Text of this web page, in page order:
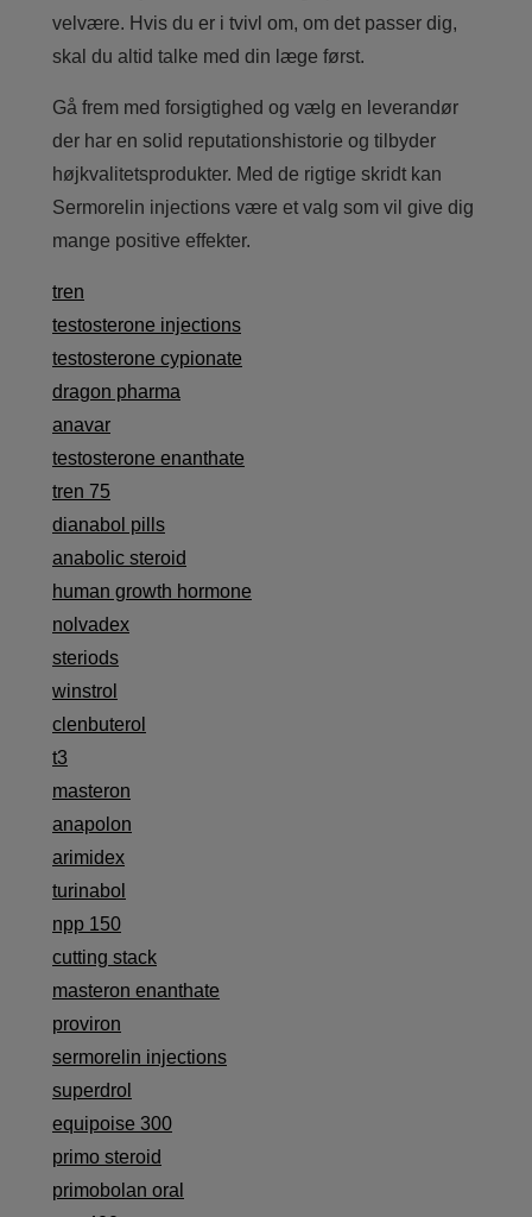
velvære. Hvis du er i tvivl om, om det passer dig,
skal du altid talke med din læge først.
Gå frem med forsigtighed og vælg en leverandør
der har en solid reputationshistorie og tilbyder
højkvalitetsprodukter. Med de rigtige skridt kan
Sermorelin injections være et valg som vil give dig
mange positive effekter.
tren
testosterone injections
testosterone cypionate
dragon pharma
anavar
testosterone enanthate
tren 75
dianabol pills
anabolic steroid
human growth hormone
nolvadex
steriods
winstrol
clenbuterol
t3
masteron
anapolon
arimidex
turinabol
npp 150
cutting stack
masteron enanthate
proviron
sermorelin injections
superdrol
equipoise 300
primo steroid
primobolan oral